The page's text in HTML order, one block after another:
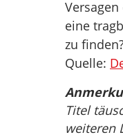
eine
zu
Quelle:
Titel
weiteren